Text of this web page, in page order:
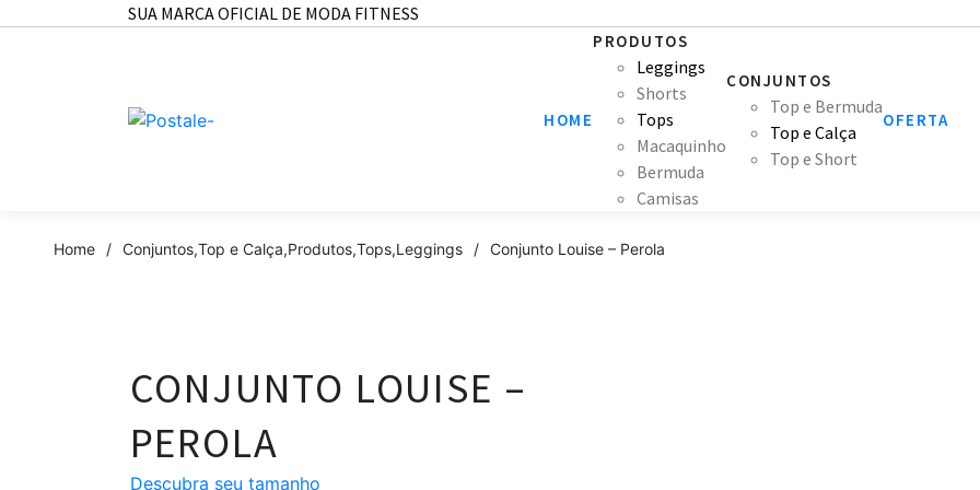
SUA MARCA OFICIAL DE MODA FITNESS
HOME
PRODUTOS
Leggings
Shorts
Tops
Macaquinho
Bermuda
Camisas
CONJUNTOS
Top e Bermuda
Top e Calça
Top e Short
OFERTA
Home / Conjuntos,Top e Calça,Produtos,Tops,Leggings / Conjunto Louise – Perola
CONJUNTO LOUISE –
PEROLA
Descubra seu tamanho